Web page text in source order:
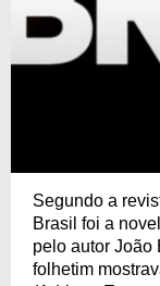
Segundo a
Brasil foi a
pelo autor João
folhetim